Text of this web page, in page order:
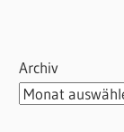
Archiv